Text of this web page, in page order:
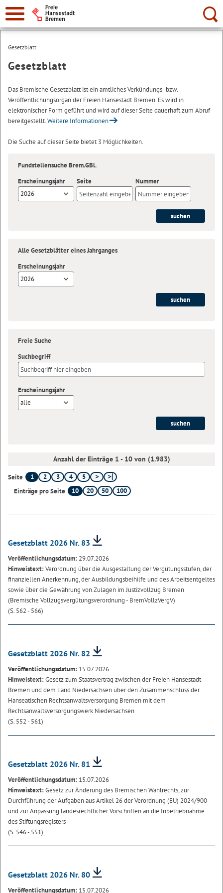
Suche:
Gesetzblatt
Gesetzblatt
Das Bremische Gesetzblatt ist ein amtliches Verkündungs- bzw.
Veröffentlichungsorgan der Freien Hansestadt Bremen. Es wird in
elektronischer Form geführt und wird auf dieser Seite dauerhaft zum Abruf
bereitgestellt.Weitere Informationen
Die Suche auf dieser Seite bietet 3 Möglichkeiten.
Fundstellensuche Brem.GBl.
Erscheinungsjahr
2026
Seite Nummer
Alle Gesetzblätter eines Jahrganges
Erscheinungsjahr
2026
Freie Suche
Suchbegriff
Erscheinungsjahr
alle
Anzahl der Einträge 1 - 10 von (1.983)
Seite 1 2 3 4
5
Einträge pro Seite
10 20 50 100
Gesetzblatt 2026 Nr. 83
Veröffentlichungsdatum: 29.07.2026
Hinweistext:Verordnung über die Ausgestaltung der Vergütungsstufen, der
finanziellen Anerkennung, der Ausbildungsbeihilfe und des Arbeitsentgeltes
sowie über die Gewährung von Zulagen im Justizvollzug Bremen
(Bremische Vollzugsvergütungsverordnung - BremVollzVergV)
(S. 562 - 566)
Gesetzblatt 2026 Nr. 82
Veröffentlichungsdatum: 15.07.2026
Hinweistext:Gesetz zum Staatsvertrag zwischen der Freien Hansestadt
Bremen und dem Land Niedersachsen über den Zusammenschluss der
Hanseatischen Rechtsanwaltsversorgung Bremen mit dem
Rechtsanwaltsversorgungswerk Niedersachsen
(S. 552 - 561)
Gesetzblatt 2026 Nr. 81
Veröffentlichungsdatum: 15.07.2026
Hinweistext:Gesetz zur Änderung des Bremischen Wahlrechts, zur
Durchführung der Aufgaben aus Artikel 26 der Verordnung (EU) 2024/900
und zur Anpassung landesrechtlicher Vorschriften an die Inbetriebnahme
des Stiftungsregisters
(S. 546 - 551)
Gesetzblatt 2026 Nr. 80
Veröffentlichungsdatum: 15.07.2026